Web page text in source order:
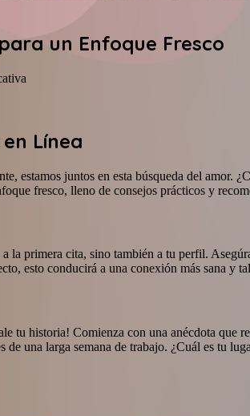
un Enfoque Fresco
Línea
estamos juntos en esta búsqueda del amor.
fresco, lleno de consejos prácticos y
la primera cita, sino también a tu perfil.
esto conducirá a una conexión más sana y
tu historia! Comienza con una anécdota
una larga semana de trabajo. ¿Cuál es tu